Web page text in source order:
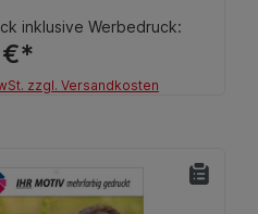
inklusive Werbedruck:
zzgl. Versandkosten